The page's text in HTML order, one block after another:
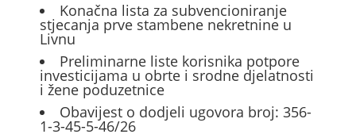
Konačna lista za subvencioniranje
stjecanja prve stambene nekretnine u
Livnu
Preliminarne liste korisnika potpore
investicijama u obrte i srodne djelatnosti
i žene poduzetnice
Obavijest o dodjeli ugovora broj: 356-
1-3-45-5-46/26